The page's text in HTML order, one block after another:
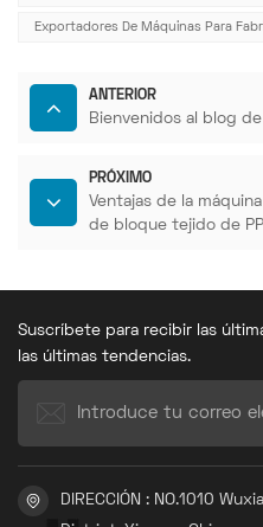
Exportadores De Máquinas Para
ANTERIOR
Bienvenidos al blog
PRÓXIMO
Ventajas de la
de bloque tejido de
Suscríbete para recibir las
las últimas tendencias.
DIRECCIÓN : NO.1010